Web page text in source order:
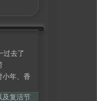
过去了
小年、香
及复活节